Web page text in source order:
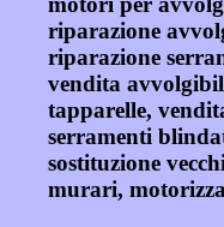
riparazione
riparazione
vendita
tapparelle,
serramenti
sostituzione
murari,